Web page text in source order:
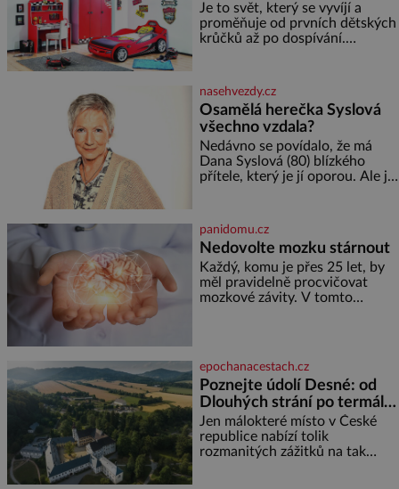
Je to svět, který se vyvíjí a
proměňuje od prvních dětských
krůčků až po dospívání.
soustředění i odpočinek a
reaguje na každou etapu života
a specifické potřeby dítěte. Pro
nejmenší je klíčová
jednoduchost, měkkost a
bezpečí, proto by pokoj
miminka měl působit především
nasehvezdy.cz
Osamělá herečka Syslová
všechno vzdala?
Nedávno se povídalo, že má
Dana Syslová (80) blízkého
přítele, který je jí oporou. Ale je
častěji mluví o svém odchodu.
Dohnala ji snad samota? Půs
panidomu.cz
Nedovolte mozku stárnout
Každý, komu je přes 25 let, by
měl pravidelně procvičovat
mozkové závity. V tomto
jméno kolegy z práce. Nebo
marně v paměti lovíte název
knížky, kterou jste nedávno
přečetli. Je to opravdu tak, s
věkem jako kdyby se paměť
rozhodla stávkovat. Cvičte
epochanacestach.cz
Poznejte údolí Desné: od
Dlouhých strání po termální
prameny
Jen málokteré místo v České
republice nabízí tolik
rozmanitých zážitků na tak